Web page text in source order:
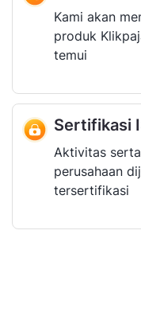
Kami akan
produk
temui
Sertifikasi
Aktivitas
perusahaan
tersertifikasi